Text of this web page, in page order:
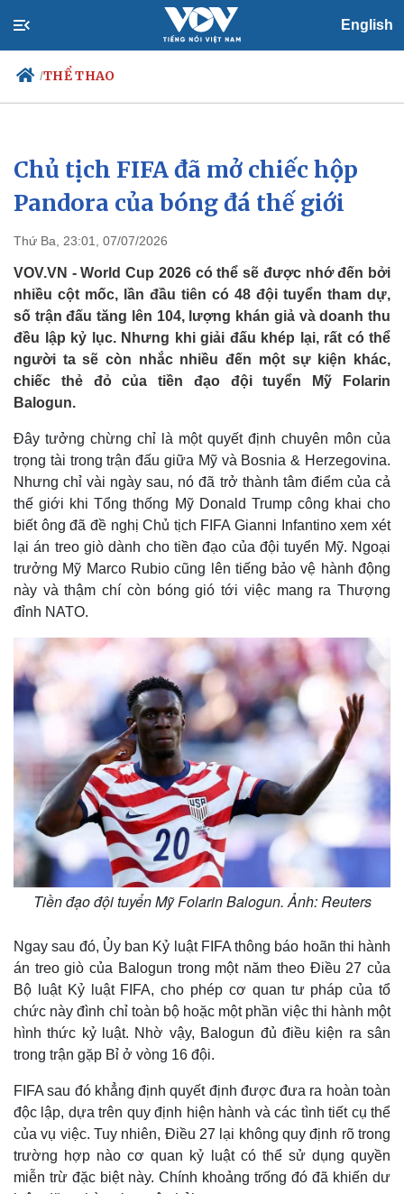
English
/THỂ THAO
Chính trị
Đảng
Tổ chức nhân sự
Nhận diện sự thật
Xã hội
Tin 24h
Dự báo thời tiết
Việc làm
Biển đảo
Chủ tịch FIFA đã mở chiếc hộp
Pandora của bóng đá thế giới
Thứ Ba, 23:01, 07/07/2026
VOV.VN - World Cup 2026 có thể sẽ được nhớ đến bởi
nhiều cột mốc, lần đầu tiên có 48 đội tuyển tham dự,
số trận đấu tăng lên 104, lượng khán giả và doanh thu
đều lập kỷ lục. Nhưng khi giải đấu khép lại, rất có thể
người ta sẽ còn nhắc nhiều đến một sự kiện khác,
chiếc thẻ đỏ của tiền đạo đội tuyển Mỹ Folarin
Balogun.
Đây tưởng chừng chỉ là một quyết định chuyên môn của
trọng tài trong trận đấu giữa Mỹ và Bosnia & Herzegovina.
Nhưng chỉ vài ngày sau, nó đã trở thành tâm điểm của cả
thế giới khi Tổng thống Mỹ Donald Trump công khai cho
biết ông đã đề nghị Chủ tịch FIFA Gianni Infantino xem xét
lại án treo giò dành cho tiền đạo của đội tuyển Mỹ. Ngoại
trưởng Mỹ Marco Rubio cũng lên tiếng bảo vệ hành động
này và thậm chí còn bóng gió tới việc mang ra Thượng
đỉnh NATO.
Tiền đạo đội tuyển Mỹ Folarin Balogun. Ảnh: Reuters
Ngay sau đó, Ủy ban Kỷ luật FIFA thông báo hoãn thi hành
án treo giò của Balogun trong một năm theo Điều 27 của
Bộ luật Kỷ luật FIFA, cho phép cơ quan tư pháp của tổ
chức này đình chỉ toàn bộ hoặc một phần việc thi hành một
hình thức kỷ luật. Nhờ vậy, Balogun đủ điều kiện ra sân
trong trận gặp Bỉ ở vòng 16 đội.
FIFA sau đó khẳng định quyết định được đưa ra hoàn toàn
độc lập, dựa trên quy định hiện hành và các tình tiết cụ thể
của vụ việc. Tuy nhiên, Điều 27 lại không quy định rõ trong
trường hợp nào cơ quan kỷ luật có thể sử dụng quyền
miễn trừ đặc biệt này. Chính khoảng trống đó đã khiến dư